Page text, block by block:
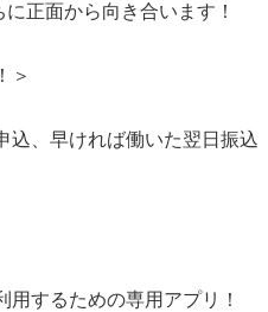
正面から向き合います！
＞
込、早ければ働いた翌日振込
用するための専用アプリ！